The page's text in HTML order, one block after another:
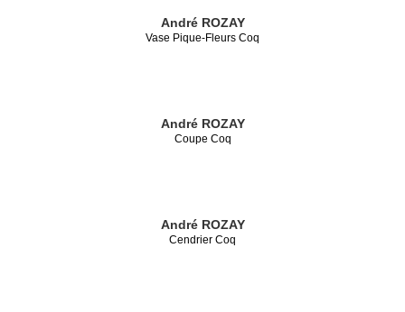
André ROZAY
Vase Pique-Fleurs Coq
André ROZAY
Coupe Coq
André ROZAY
Cendrier Coq